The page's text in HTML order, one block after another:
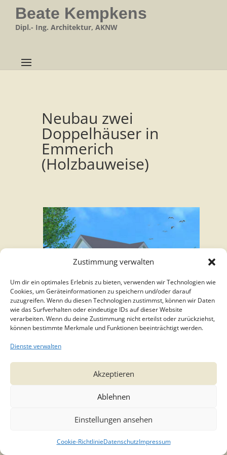
Zustimmung verwalten
Um dir ein optimales Erlebnis zu bieten, verwenden wir Technologien wie
Cookies, um Geräteinformationen zu speichern und/oder darauf
zuzugreifen. Wenn du diesen Technologien zustimmst, können wir Daten
wie das Surfverhalten oder eindeutige IDs auf dieser Website
verarbeiten. Wenn du deine Zustimmung nicht erteilst oder zurückziehst,
können bestimmte Merkmale und Funktionen beeinträchtigt werden.
Dienste verwalten
Akzeptieren
Ablehnen
Einstellungen ansehen
Cookie-RichtlinieDatenschutzImpressum
Beate Kempkens
Dipl.- Ing. Architektur, AKNW
Neubau zwei
Doppelhäuser in
Emmerich
(Holzbauweise)
Emmerich (Holzbauweise),
Perspektive Straße
IDatenschutz